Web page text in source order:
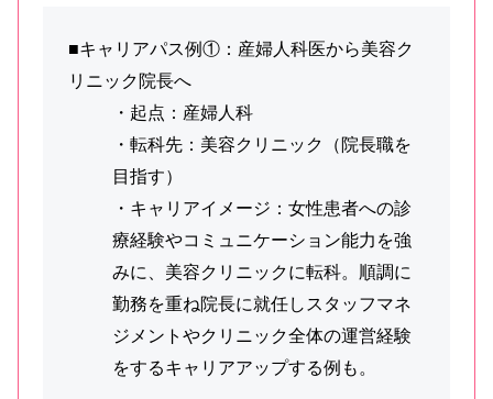
■キャリアパス例①：産婦人科医から美容ク
リニック院長へ
・起点：産婦人科
・転科先：美容クリニック（院長職を
目指す）
・キャリアイメージ：女性患者への診
療経験やコミュニケーション能力を強
みに、美容クリニックに転科。順調に
勤務を重ね院長に就任しスタッフマネ
ジメントやクリニック全体の運営経験
をするキャリアアップする例も。